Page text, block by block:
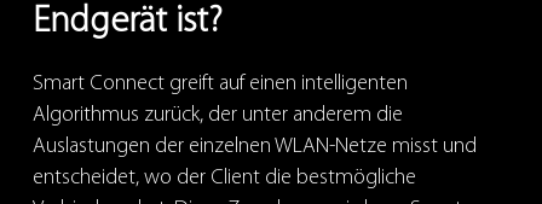
Endgerät ist?
Smart Connect greift auf einen intelligenten
Algorithmus zurück, der unter anderem die
Auslastungen der einzelnen WLAN-Netze misst und
entscheidet, wo der Client die bestmögliche